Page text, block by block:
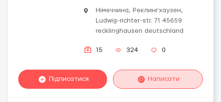
Німеччина, Реклингхаузен,
Ludwig-richter-str. 71 45659
recklinghausen deutschland
15 324 0
Підписатися Написати